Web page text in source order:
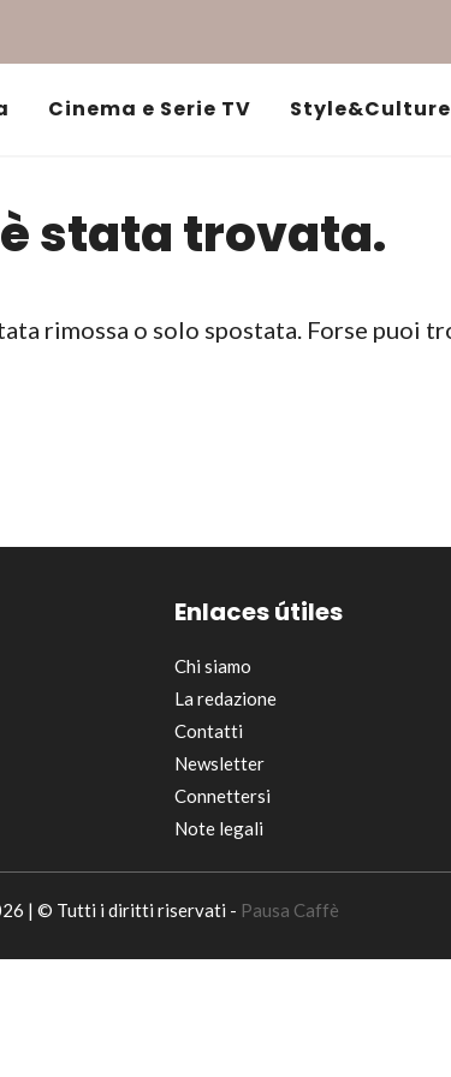
Cinema e Serie TV Style&Culture
stata trovata.
rimossa o solo spostata. Forse puoi
Enlaces útiles
Chi siamo
La redazione
Contatti
Newsletter
Connettersi
Note legali
| © Tutti i diritti riservati - Pausa Caffè